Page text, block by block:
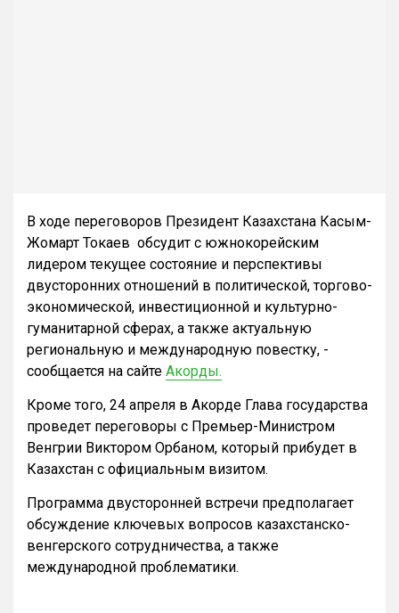
В ходе переговоров Президент Казахстана Касым-
Жомарт Токаев обсудит с южнокорейским
лидером текущее состояние и перспективы
двусторонних отношений в политической, торгово-
экономической, инвестиционной и культурно-
гуманитарной сферах, а также актуальную
региональную и международную повестку, -
сообщается на сайте Акорды.
Кроме того, 24 апреля в Акорде Глава государства
проведет переговоры с Премьер-Министром
Венгрии Виктором Орбаном, который прибудет в
Казахстан с официальным визитом.
Программа двусторонней встречи предполагает
обсуждение ключевых вопросов казахстанско-
венгерского сотрудничества, а также
международной проблематики.